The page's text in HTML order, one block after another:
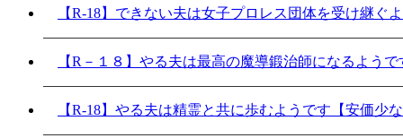
【R-18】できない夫は女子プロレス団体を受け継ぐ
【R－１８】やる夫は最高の魔導鍛治師になるよう
【R-18】やる夫は精霊と共に歩むようです【安価少